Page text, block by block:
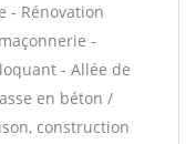
- Rénovation
-
- Allée de
en béton /
construction